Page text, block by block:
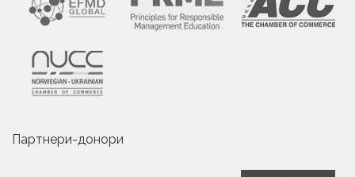
Партнери-донори